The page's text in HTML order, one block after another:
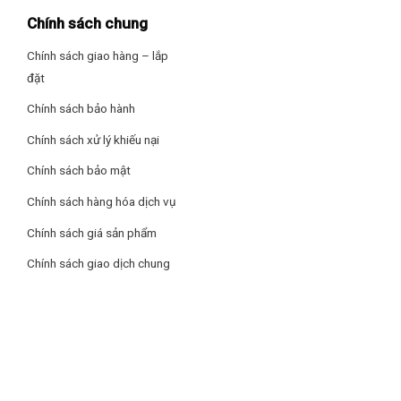
Lưu ý:Hình ảnh sản phẩm chỉ có tính chất minh họa, chi tiết
sản phẩm, màu sắc, thiết kế và thông số kỹ thuật có thể
thay đổi tùy theo sản phẩm thực tế mà không cần thông báo
Chính sách chung
Chính sách giao hàng – lắp
đặt
Chính sách bảo hành
Chính sách xử lý khiếu nại
Chính sách bảo mật
Chính sách hàng hóa dịch vụ
Chính sách giá sản phẩm
Chính sách giao dịch chung